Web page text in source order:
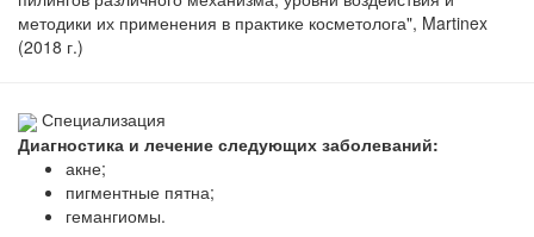
методики их применения в практике косметолога", Martinex
(2018 г.)
Специализация
Диагностика и лечение следующих заболеваний:
акне;
пигментные пятна;
гемангиомы.